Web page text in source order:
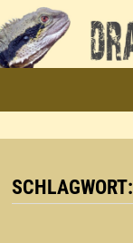
Zurück
zum
Inhalt
SCHLAGWORT: